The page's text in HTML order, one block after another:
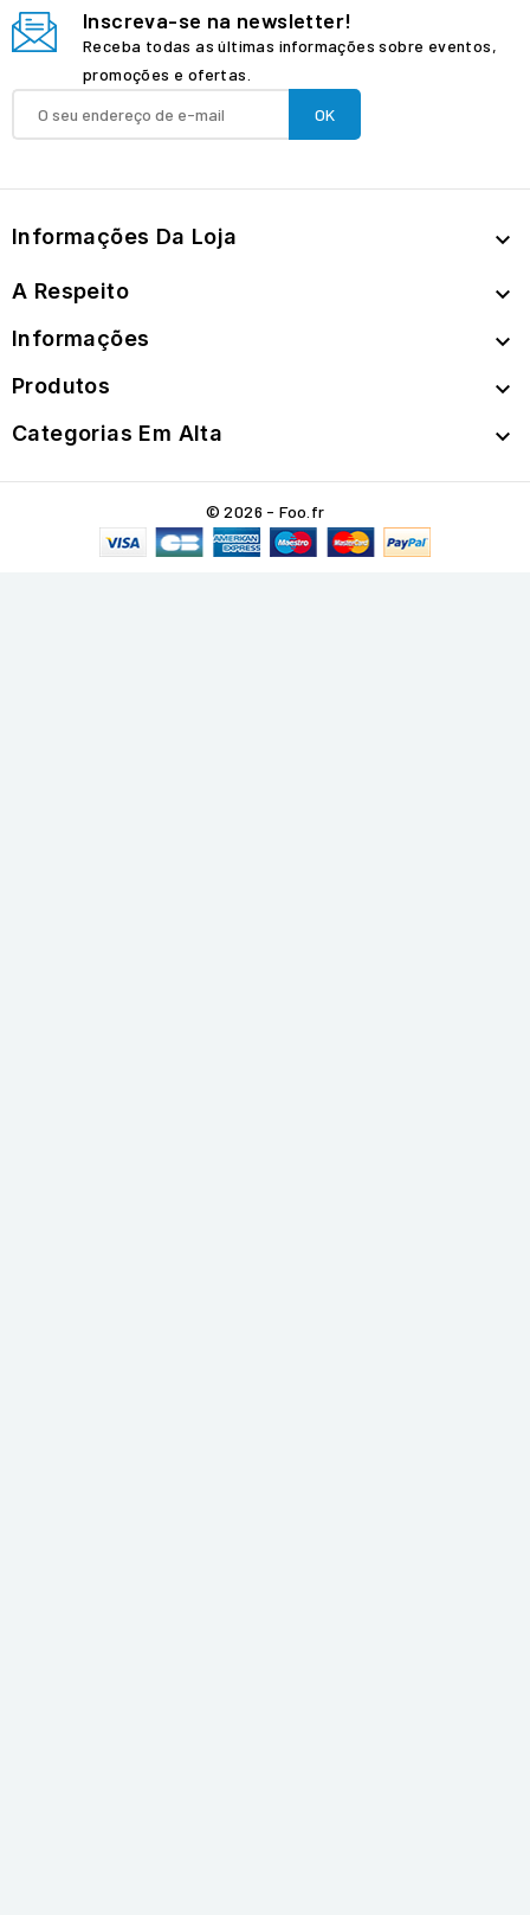
Inscreva-se na newsletter!
Receba todas as últimas informações sobre eventos,
promoções e ofertas.
Informações Da Loja 
A Respeito 
Informações 
Produtos 
Categorias Em Alta 
© 2026 - Foo.fr